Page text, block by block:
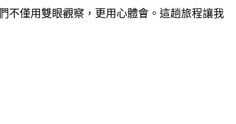
不僅用雙眼觀察，更用心體會。這趟旅程讓我